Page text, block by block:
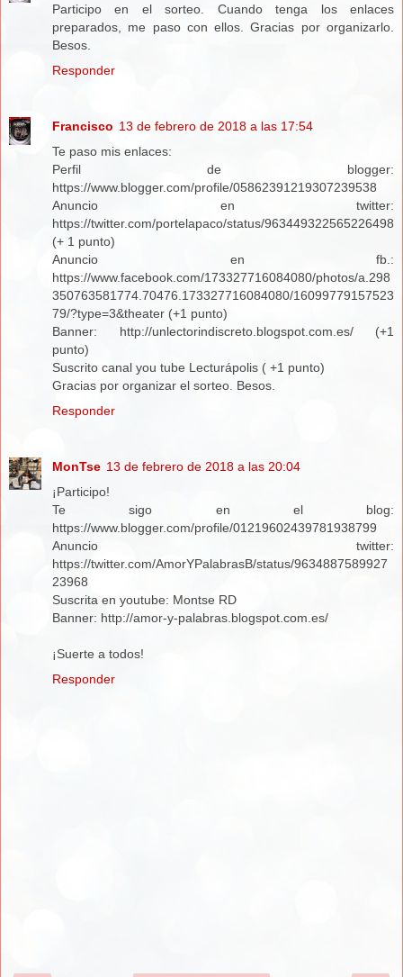
Participo en el sorteo. Cuando tenga los enlaces
preparados, me paso con ellos. Gracias por organizarlo.
Besos.
Responder
Francisco 13 de febrero de 2018 a las 17:54
Te paso mis enlaces:
Perfil de blogger:
https://www.blogger.com/profile/05862391219307239538
Anuncio en twitter:
https://twitter.com/portelapaco/status/963449322565226498
(+ 1 punto)
Anuncio en fb.:
https://www.facebook.com/173327716084080/photos/a.298
350763581774.70476.173327716084080/16099779157523
79/?type=3&theater (+1 punto)
Banner: http://unlectorindiscreto.blogspot.com.es/ (+1
punto)
Suscrito canal you tube Lecturápolis ( +1 punto)
Gracias por organizar el sorteo. Besos.
Responder
MonTse 13 de febrero de 2018 a las 20:04
¡Participo!
Te sigo en el blog:
https://www.blogger.com/profile/01219602439781938799
Anuncio twitter:
https://twitter.com/AmorYPalabrasB/status/9634887589927
23968
Suscrita en youtube: Montse RD
Banner: http://amor-y-palabras.blogspot.com.es/
¡Suerte a todos!
Responder